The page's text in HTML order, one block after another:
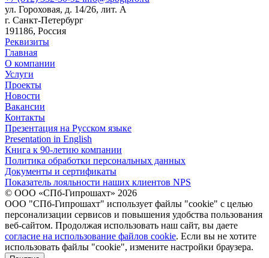
ул. Гороховая, д. 14/26, лит. А
г. Санкт-Петербург
191186, Россия
Реквизиты
Главная
О компании
Услуги
Проекты
Новости
Вакансии
Контакты
Презентация на Русском языке
Presentation in English
Книга к 90-летию компании
Политика обработки персональных данных
Документы и сертификаты
Показатель лояльности наших клиентов NPS
© ООО «СПб-Гипрошахт» 2026
ООО "СПб-Гипрошахт" использует файлы "cookie" с целью
персонализации сервисов и повышения удобства пользования
веб-сайтом. Продолжая использовать наш сайт, вы даете
согласие на использование файлов cookie. Если вы не хотите
использовать файлы "cookie", измените настройки браузера.